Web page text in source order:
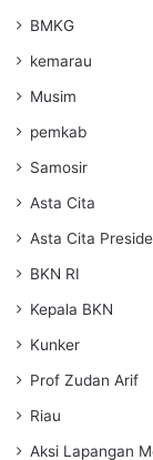
BMKG
kemarau
Musim
pemkab
Samosir
Asta Cita
Asta Cita
BKN RI
Kepala BKN
Kunker
Prof Zudan Arif
Riau
Aksi Lapangan